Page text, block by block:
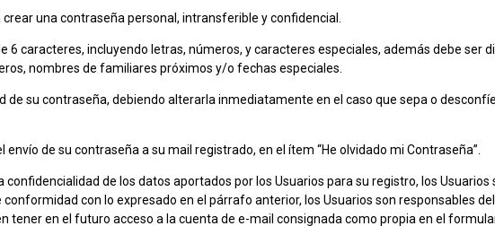
una contraseña personal, intransferible y confidencial.
6 caracteres, incluyendo letras, números, y caracteres especiales, además debe ser
nombres de familiares próximos y/o fechas especiales.
de su contraseña, debiendo alterarla inmediatamente en el caso que sepa o
envío de su contraseña a su mail registrado, en el ítem “He olvidado mi Contraseña”.
de los datos aportados por los Usuarios para su registro, los
con lo expresado en el párrafo anterior, los Usuarios son responsables
tener en el futuro acceso a la cuenta de e-mail consignada como propia en el